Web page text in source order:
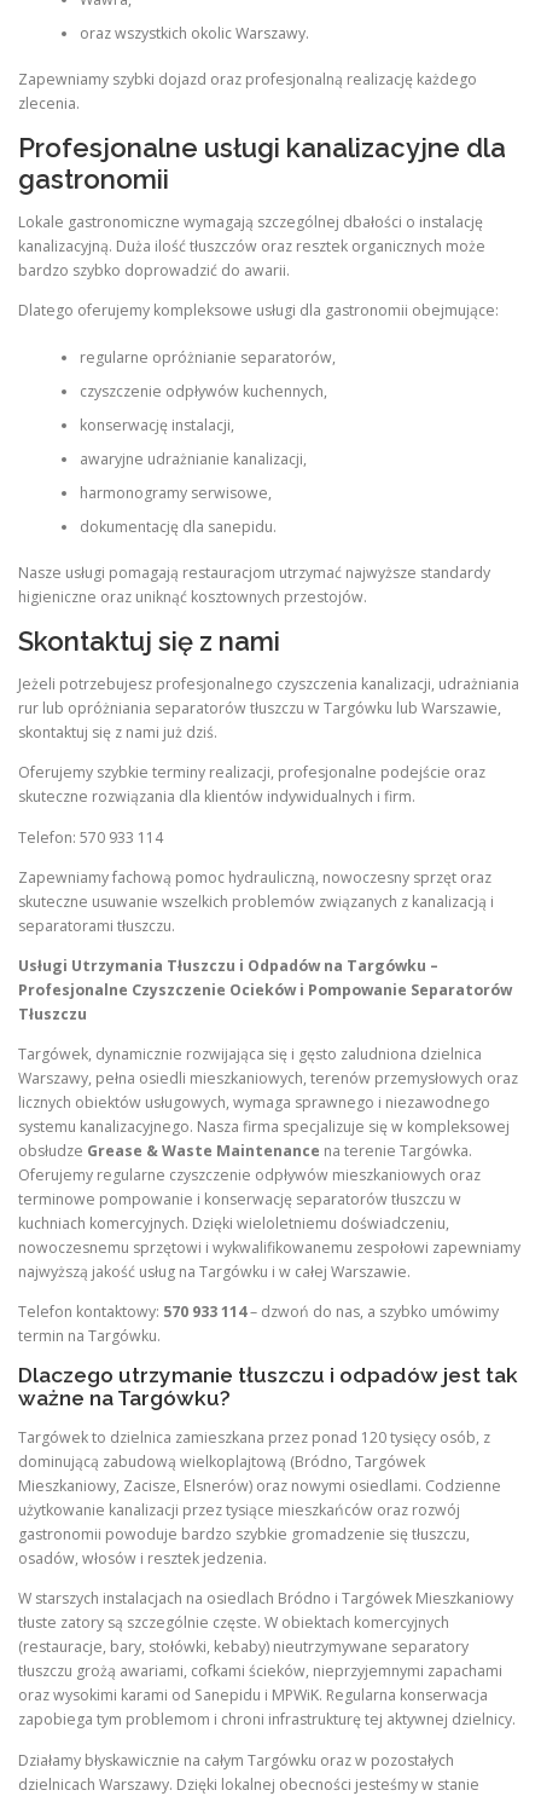
oraz wszystkich okolic Warszawy.
Zapewniamy szybki dojazd oraz profesjonalną realizację każdego
zlecenia.
Profesjonalne usługi kanalizacyjne dla
gastronomii
Lokale gastronomiczne wymagają szczególnej dbałości o instalację
kanalizacyjną. Duża ilość tłuszczów oraz resztek organicznych może
bardzo szybko doprowadzić do awarii.
Dlatego oferujemy kompleksowe usługi dla gastronomii obejmujące:
regularne opróżnianie separatorów,
czyszczenie odpływów kuchennych,
konserwację instalacji,
awaryjne udrażnianie kanalizacji,
harmonogramy serwisowe,
dokumentację dla sanepidu.
Nasze usługi pomagają restauracjom utrzymać najwyższe standardy
higieniczne oraz uniknąć kosztownych przestojów.
Skontaktuj się z nami
Jeżeli potrzebujesz profesjonalnego czyszczenia kanalizacji, udrażniania
rur lub opróżniania separatorów tłuszczu w Targówku lub Warszawie,
skontaktuj się z nami już dziś.
Oferujemy szybkie terminy realizacji, profesjonalne podejście oraz
skuteczne rozwiązania dla klientów indywidualnych i firm.
Telefon: 570 933 114
Zapewniamy fachową pomoc hydrauliczną, nowoczesny sprzęt oraz
skuteczne usuwanie wszelkich problemów związanych z kanalizacją i
separatorami tłuszczu.
Usługi Utrzymania Tłuszczu i Odpadów na Targówku –
Profesjonalne Czyszczenie Ocieków i Pompowanie Separatorów
Tłuszczu
Targówek, dynamicznie rozwijająca się i gęsto zaludniona dzielnica
Warszawy, pełna osiedli mieszkaniowych, terenów przemysłowych oraz
licznych obiektów usługowych, wymaga sprawnego i niezawodnego
systemu kanalizacyjnego. Nasza firma specjalizuje się w kompleksowej
obsłudze Grease & Waste Maintenance na terenie Targówka.
Oferujemy regularne czyszczenie odpływów mieszkaniowych oraz
terminowe pompowanie i konserwację separatorów tłuszczu w
kuchniach komercyjnych. Dzięki wieloletniemu doświadczeniu,
nowoczesnemu sprzętowi i wykwalifikowanemu zespołowi zapewniamy
najwyższą jakość usług na Targówku i w całej Warszawie.
Telefon kontaktowy: 570 933 114– dzwoń do nas, a szybko umówimy
termin na Targówku.
Dlaczego utrzymanie tłuszczu i odpadów jest tak
ważne na Targówku?
Targówek to dzielnica zamieszkana przez ponad 120 tysięcy osób, z
dominującą zabudową wielkoplajtową (Bródno, Targówek
Mieszkaniowy, Zacisze, Elsnerów) oraz nowymi osiedlami. Codzienne
użytkowanie kanalizacji przez tysiące mieszkańców oraz rozwój
gastronomii powoduje bardzo szybkie gromadzenie się tłuszczu,
osadów, włosów i resztek jedzenia.
W starszych instalacjach na osiedlach Bródno i Targówek Mieszkaniowy
tłuste zatory są szczególnie częste. W obiektach komercyjnych
(restauracje, bary, stołówki, kebaby) nieutrzymywane separatory
tłuszczu grożą awariami, cofkami ścieków, nieprzyjemnymi zapachami
oraz wysokimi karami od Sanepidu i MPWiK. Regularna konserwacja
zapobiega tym problemom i chroni infrastrukturę tej aktywnej dzielnicy.
Działamy błyskawicznie na całym Targówku oraz w pozostałych
dzielnicach Warszawy. Dzięki lokalnej obecności jesteśmy w stanie